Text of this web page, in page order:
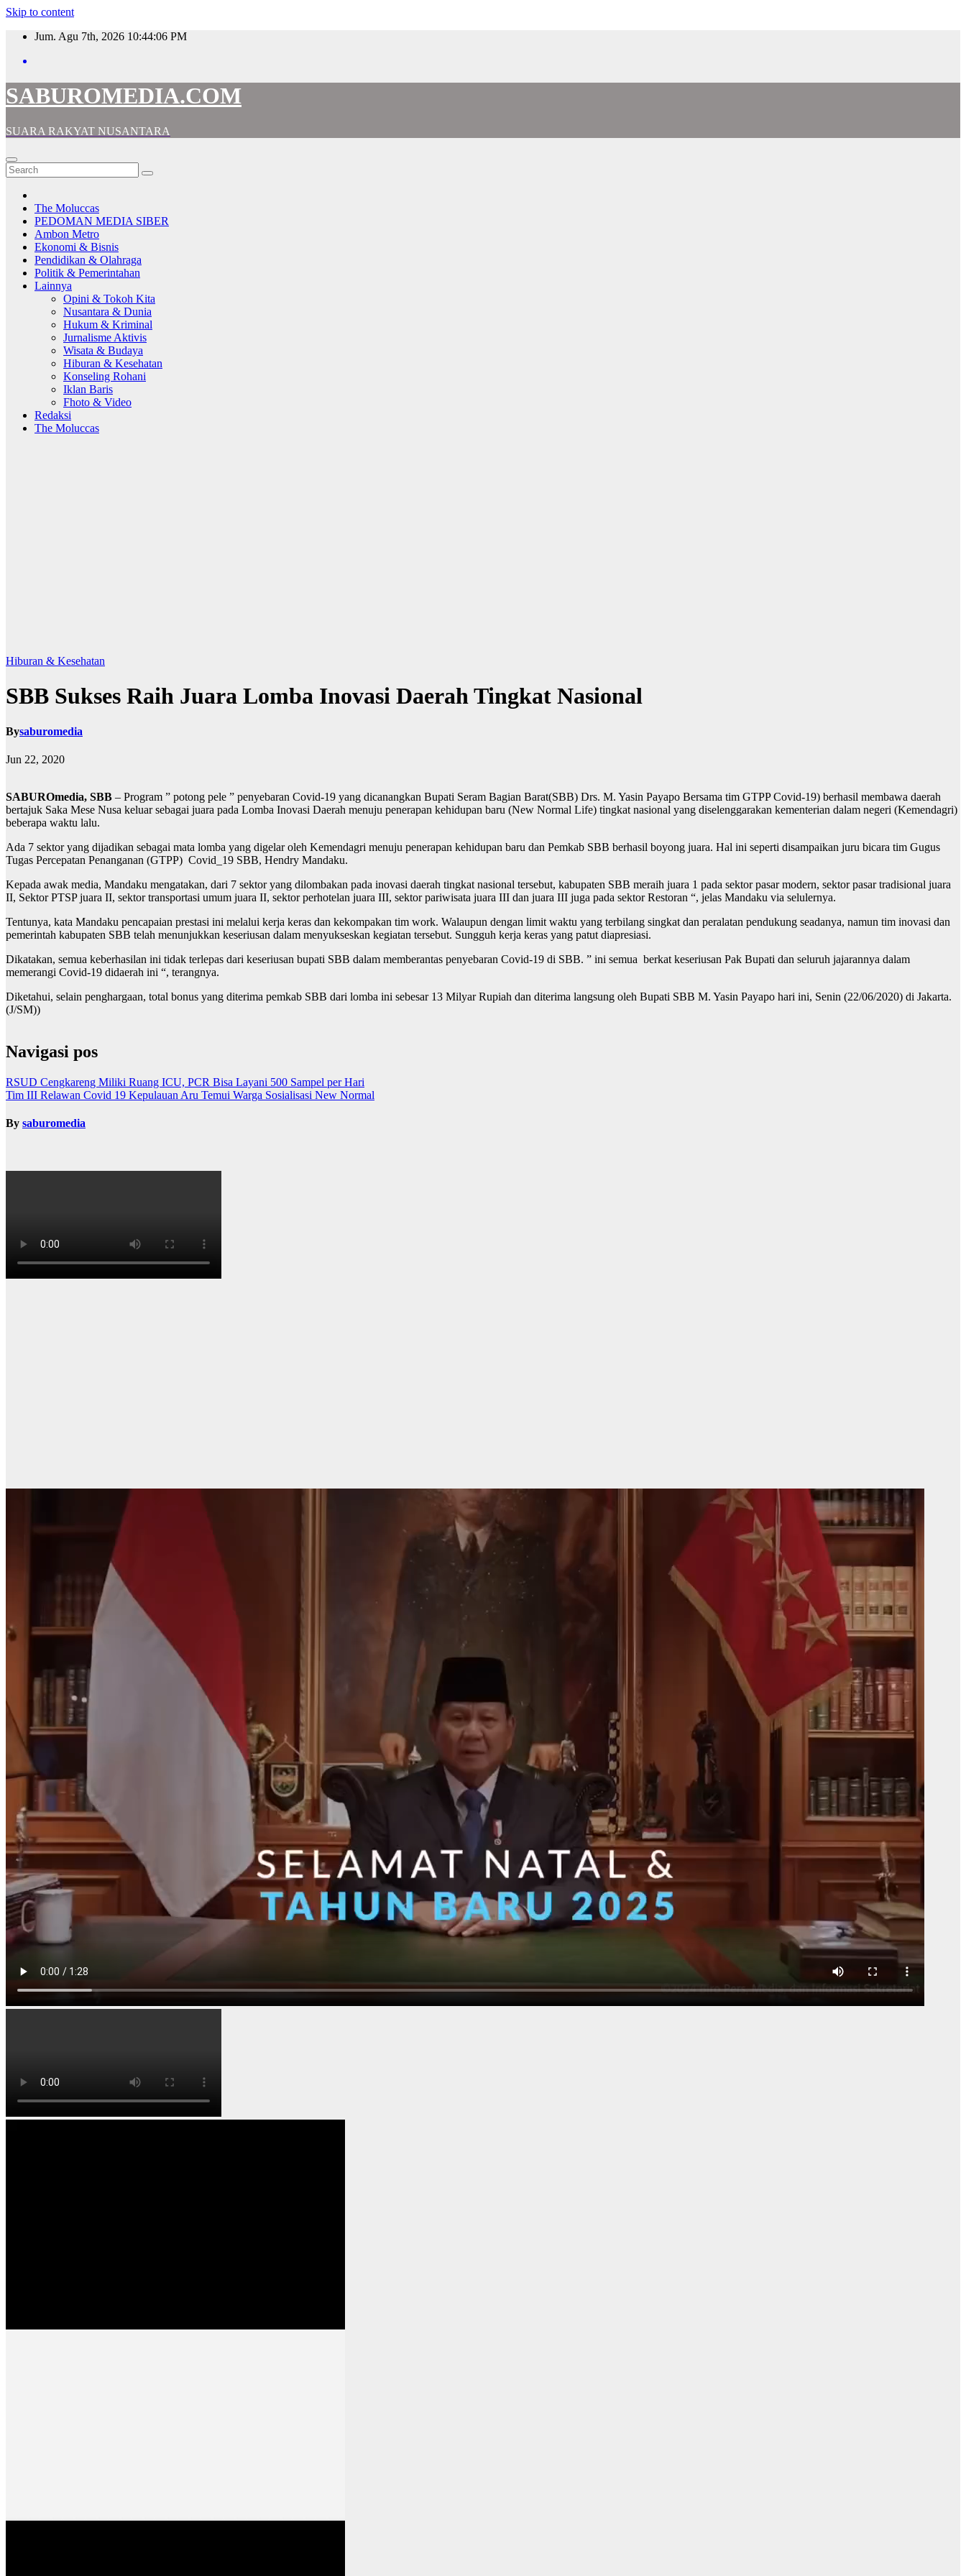
Skip to content
Jum. Agu 7th, 2026 10:44:07 PM
SABUROMEDIA.COM
SUARA RAKYAT NUSANTARA
The Moluccas
PEDOMAN MEDIA SIBER
Ambon Metro
Ekonomi & Bisnis
Pendidikan & Olahraga
Politik & Pemerintahan
Lainnya
Opini & Tokoh Kita
Nusantara & Dunia
Hukum & Kriminal
Jurnalisme Aktivis
Wisata & Budaya
Hiburan & Kesehatan
Konseling Rohani
Iklan Baris
Fhoto & Video
Redaksi
The Moluccas
Hiburan & Kesehatan
SBB Sukses Raih Juara Lomba Inovasi Daerah Tingkat Nasional
Bysaburomedia
Jun 22, 2020
SABUROmedia, SBB – Program ” potong pele ” penyebaran Covid-19 yang dicanangkan Bupati Seram Bagian Barat(SBB) Drs. M. Yasin Payapo Bersama tim GTPP Covid-19) berhasil membawa daerah
bertajuk Saka Mese Nusa keluar sebagai juara pada Lomba Inovasi Daerah menuju penerapan kehidupan baru (New Normal Life) tingkat nasional yang diselenggarakan kementerian dalam negeri (Kemendagri)
beberapa waktu lalu.
Ada 7 sektor yang dijadikan sebagai mata lomba yang digelar oleh Kemendagri menuju penerapan kehidupan baru dan Pemkab SBB berhasil boyong juara. Hal ini seperti disampaikan juru bicara tim Gugus
Tugas Percepatan Penanganan (GTPP) Covid_19 SBB, Hendry Mandaku.
Kepada awak media, Mandaku mengatakan, dari 7 sektor yang dilombakan pada inovasi daerah tingkat nasional tersebut, kabupaten SBB meraih juara 1 pada sektor pasar modern, sektor pasar tradisional juara
II, Sektor PTSP juara II, sektor transportasi umum juara II, sektor perhotelan juara III, sektor pariwisata juara III dan juara III juga pada sektor Restoran “, jelas Mandaku via selulernya.
Tentunya, kata Mandaku pencapaian prestasi ini melalui kerja keras dan kekompakan tim work. Walaupun dengan limit waktu yang terbilang singkat dan peralatan pendukung seadanya, namun tim inovasi dan
pemerintah kabupaten SBB telah menunjukkan keseriusan dalam menyukseskan kegiatan tersebut. Sungguh kerja keras yang patut diapresiasi.
Dikatakan, semua keberhasilan ini tidak terlepas dari keseriusan bupati SBB dalam memberantas penyebaran Covid-19 di SBB. ” ini semua berkat keseriusan Pak Bupati dan seluruh jajarannya dalam
memerangi Covid-19 didaerah ini “, terangnya.
Diketahui, selain penghargaan, total bonus yang diterima pemkab SBB dari lomba ini sebesar 13 Milyar Rupiah dan diterima langsung oleh Bupati SBB M. Yasin Payapo hari ini, Senin (22/06/2020) di Jakarta.
(J/SM))
Navigasi pos
RSUD Cengkareng Miliki Ruang ICU, PCR Bisa Layani 500 Sampel per Hari
Tim III Relawan Covid 19 Kepulauan Aru Temui Warga Sosialisasi New Normal
By saburomedia